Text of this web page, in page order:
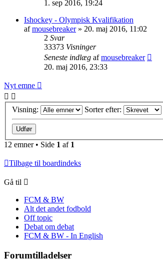
1. sep 2016, 19:24
Ishockey - Olympisk Kvalifikation
afmousebreaker» 20. maj 2016, 11:02
2 Svar
33373 Visninger
Seneste indlæg afmousebreaker
20. maj 2016, 23:33
Nyt emne
Visning: Sorter efter:
12 emner • Side 1 af 1
Tilbage til boardindeks
Gå til
FCM & BW
Alt det andet fodbold
Off topic
Debat om debat
FCM & BW - In English
Forumtilladelser